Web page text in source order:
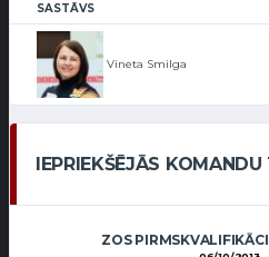
SASTĀVS
Vineta Smilga
IEPRIEKŠĒJĀS
ZOS